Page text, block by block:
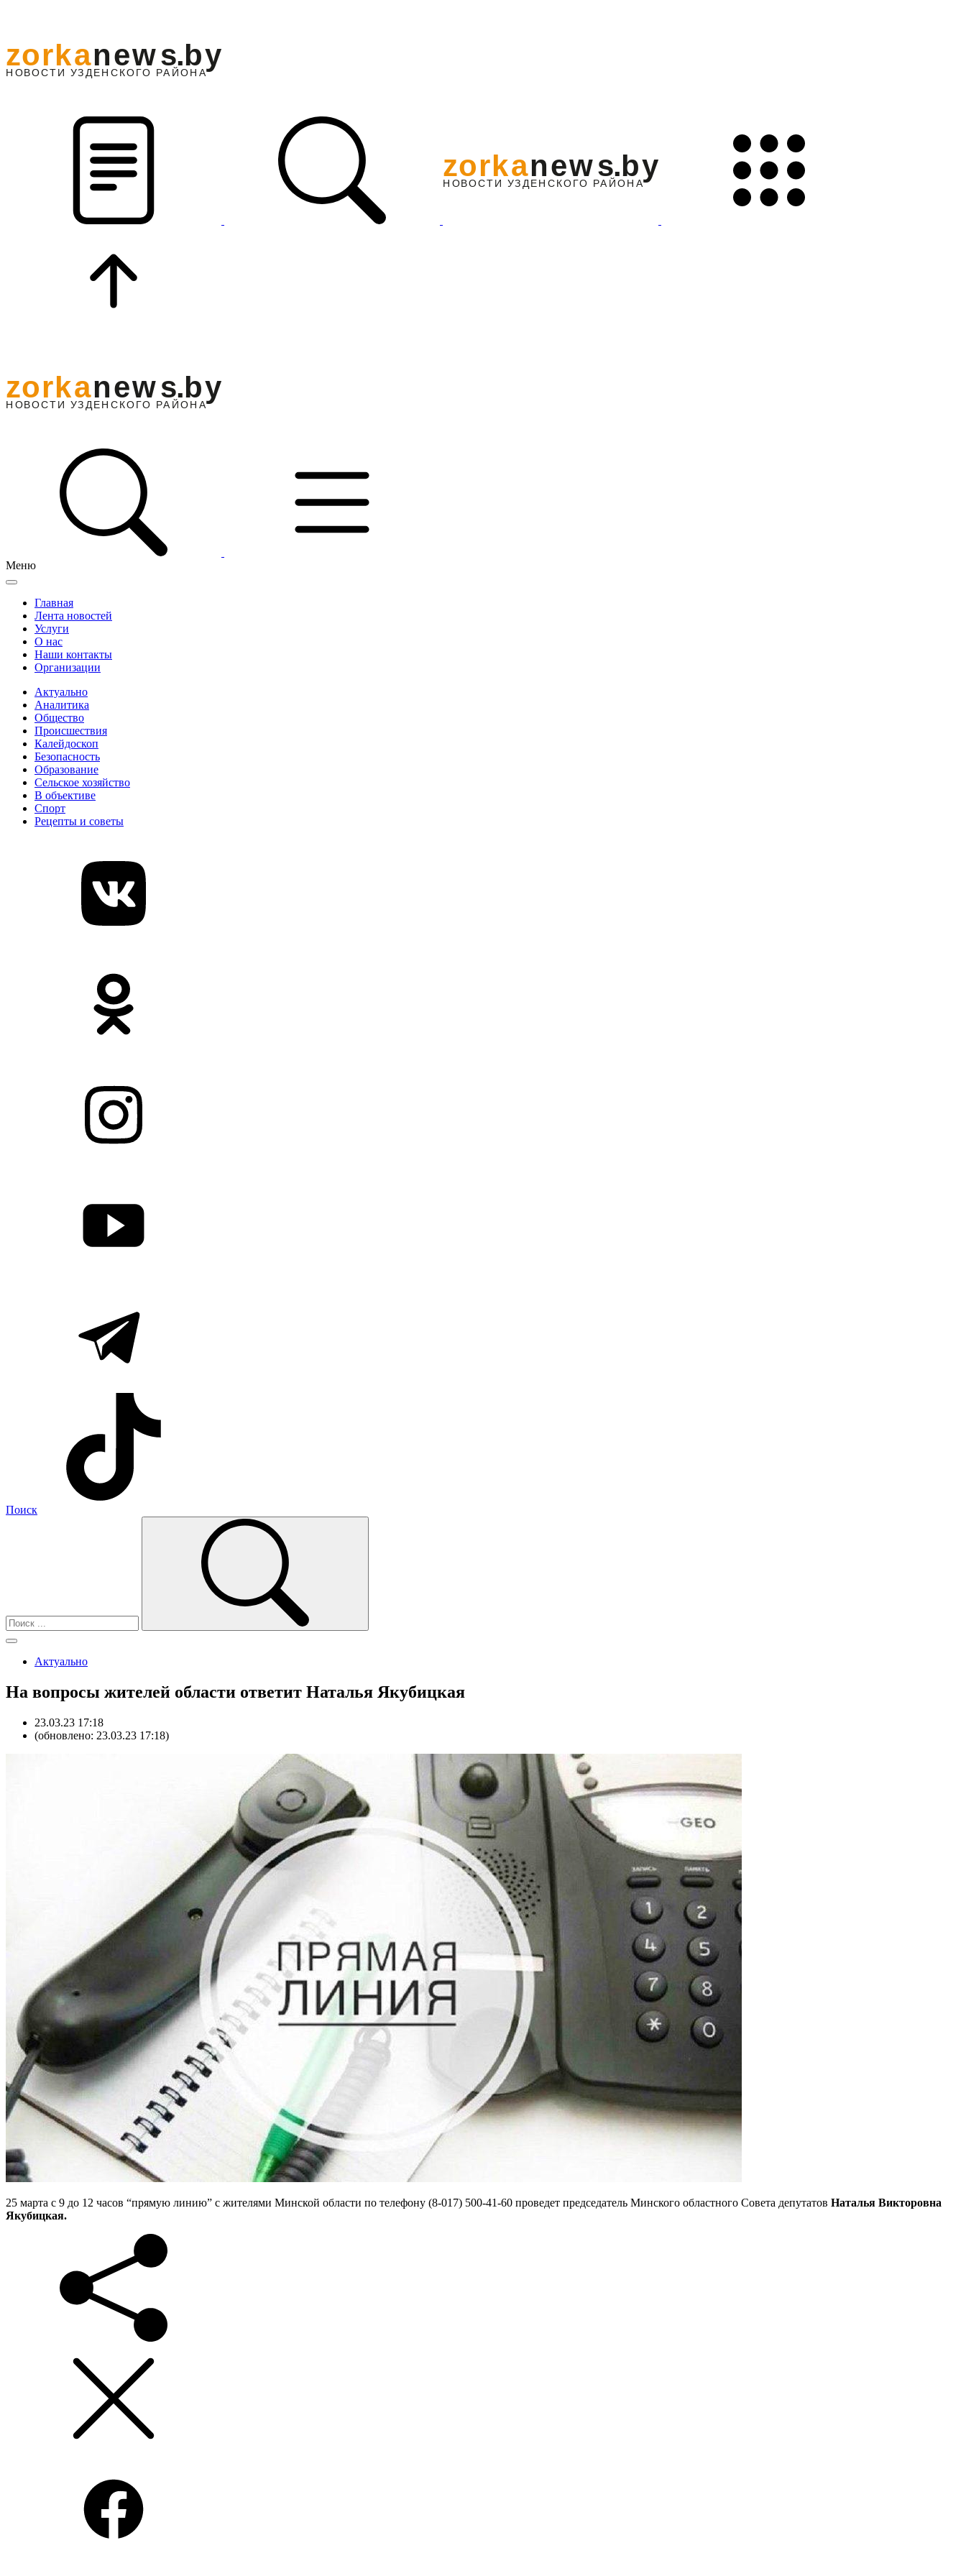
НО ВОСТИ УЗДЕНС КО ГО РАЙОНА
zorkanews.by
Меню
Главная
Лента новостей
Услуги
О нас
Наши контакты
Организации
Актуально
Аналитика
Общество
Происшествия
Калейдоскоп
Безопасность
Образование
Сельское хозяйство
В объективе
Спорт
Рецепты и советы
Поиск
Актуально
На вопросы жителей области ответит Наталья Якубицкая
23.03.23 17:18
(обновлено: 23.03.23 17:18)
25 марта с 9 до 12 часов “прямую линию” с жителями Минской области по телефону (8-017) 500-41-60 проведет председатель Минского областного Совета депутатов Наталья Викторовна
Якубицкая.